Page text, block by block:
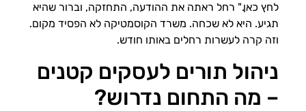
לחץ כאן." רחל ראתה את ההודעה, התחזקה, וברור שהיא
תגיע. היא לא שכחה. משרד הקוסמטיקה לא הפסיד מקום.
וזה קרה לעשרות רחלים באותו חודש.
ניהול תורים לעסקים קטנים
– מה התחום נדרוש?